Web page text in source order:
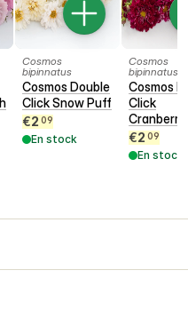
Cosmos
bipinnatus
Cosmos Double
Click Snow Puff
€2 09
En stock
Cosmos
bipinnatus
Cosmos
Click
€2 09
En stock